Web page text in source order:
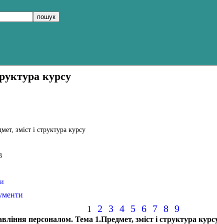
курсу
зміст і структура курсу
1 2 3 4 5 6 7 8 9
персоналом. Тема 1.Предмет, зміст і структура